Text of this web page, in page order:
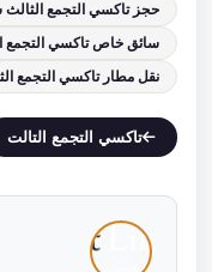
حجز تاكسي التجمع الثالث
سائق خاص تاكسي التجمع
نقل مطار تاكسي التجمع
تاكسي التجمع التالت